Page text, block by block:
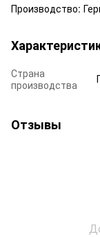
Производство:
Страна
производства
Отзывы